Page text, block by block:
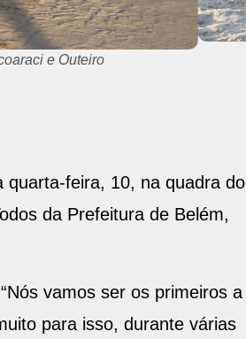
e Outeiro
quarta-feira, 10, na quadra do
da Prefeitura de Belém,
vamos ser os primeiros a
para isso, durante várias